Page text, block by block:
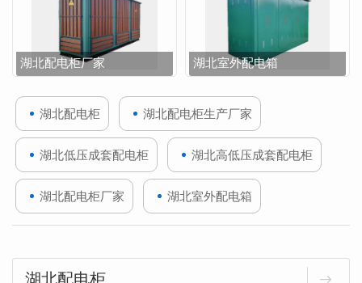
湖北配电柜厂家 湖北室外配电箱
湖北配电柜 湖北配电柜生产厂家
湖北低压成套配电柜 湖北高低压成套配电柜
湖北配电柜厂家 湖北室外配电箱
湖北配电柜